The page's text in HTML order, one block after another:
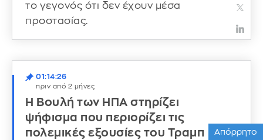
το γεγονός ότι δεν έχουν μέσα
προστασίας.
01:14:26
πριν από 2 μήνες
Η Βουλή των ΗΠΑ στηρίζει
ψήφισμα που περιορίζει τις
πολεμικές εξουσίες του Τραμπ
Απόρρητο